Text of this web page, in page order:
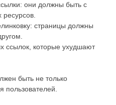
они должны быть с
страницы должны
ссылок, которые ухудшают
быть не только